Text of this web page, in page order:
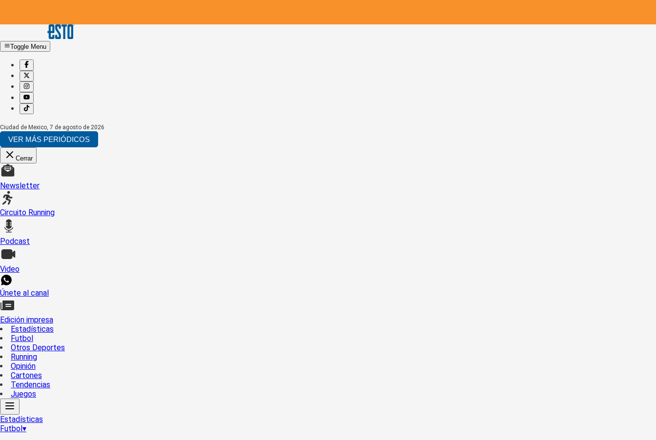
Toggle Menu
Ciudad de Mexico, 7 de agosto de 2026
VER MÁS PERIÓDICOS
Cerrar
Newsletter
Circuito Running
Podcast
Video
Únete al canal
Edición impresa
Estadísticas
Futbol
Otros Deportes
Running
Opinión
Cartones
Tendencias
Juegos
Estadísticas
Futbol▾